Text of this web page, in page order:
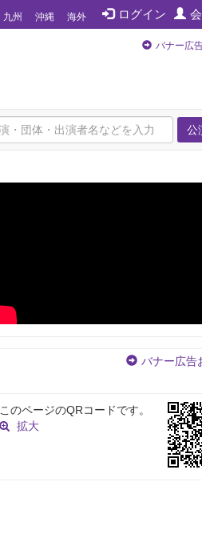
ログイン
九州 沖縄 海外
バナー広
公
バナー広告
このページのQRコードです。
拡大